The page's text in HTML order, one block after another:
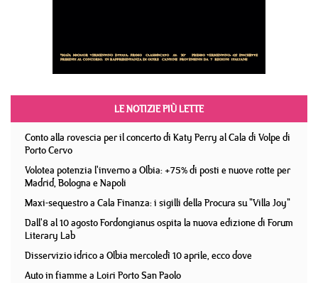
LE NOTIZIE PIÙ LETTE
Conto alla rovescia per il concerto di Katy Perry al Cala di Volpe di
Porto Cervo
Volotea potenzia l'inverno a Olbia: +75% di posti e nuove rotte per
Madrid, Bologna e Napoli
Maxi-sequestro a Cala Finanza: i sigilli della Procura su "Villa Joy"
Dall'8 al 10 agosto Fordongianus ospita la nuova edizione di Forum
Literary Lab
Disservizio idrico a Olbia mercoledì 10 aprile, ecco dove
Auto in fiamme a Loiri Porto San Paolo